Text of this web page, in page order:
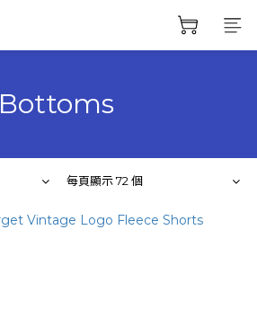
Bottoms
每頁顯示 72 個